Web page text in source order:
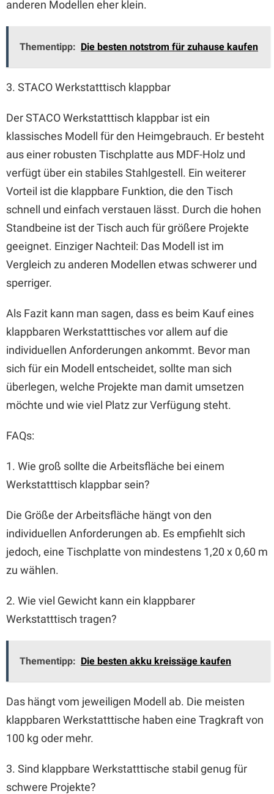
anderen Modellen eher klein.
Thementipp: Die besten notstrom für zuhause kaufen
3. STACO Werkstatttisch klappbar
Der STACO Werkstatttisch klappbar ist ein
klassisches Modell für den Heimgebrauch. Er besteht
aus einer robusten Tischplatte aus MDF-Holz und
verfügt über ein stabiles Stahlgestell. Ein weiterer
Vorteil ist die klappbare Funktion, die den Tisch
schnell und einfach verstauen lässt. Durch die hohen
Standbeine ist der Tisch auch für größere Projekte
geeignet. Einziger Nachteil: Das Modell ist im
Vergleich zu anderen Modellen etwas schwerer und
sperriger.
Als Fazit kann man sagen, dass es beim Kauf eines
klappbaren Werkstatttisches vor allem auf die
individuellen Anforderungen ankommt. Bevor man
sich für ein Modell entscheidet, sollte man sich
überlegen, welche Projekte man damit umsetzen
möchte und wie viel Platz zur Verfügung steht.
FAQs:
1. Wie groß sollte die Arbeitsfläche bei einem
Werkstatttisch klappbar sein?
Die Größe der Arbeitsfläche hängt von den
individuellen Anforderungen ab. Es empfiehlt sich
jedoch, eine Tischplatte von mindestens 1,20 x 0,60 m
zu wählen.
2. Wie viel Gewicht kann ein klappbarer
Werkstatttisch tragen?
Thementipp: Die besten akku kreissäge kaufen
Das hängt vom jeweiligen Modell ab. Die meisten
klappbaren Werkstatttische haben eine Tragkraft von
100 kg oder mehr.
3. Sind klappbare Werkstatttische stabil genug für
schwere Projekte?